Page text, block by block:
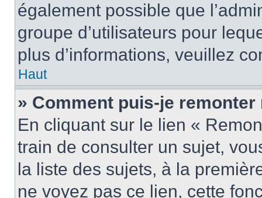
également possible que
groupe d’utilisateurs pour
plus d’informations, veuillez
Haut
» Comment puis-je
En cliquant sur le lien «
train de consulter un sujet,
la liste des sujets, à la
ne voyez pas ce lien, cette